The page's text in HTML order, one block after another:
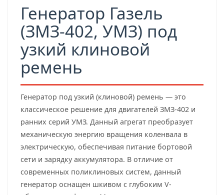
Генератор Газель
(ЗМЗ-402, УМЗ) под
узкий клиновой
ремень
Генератор под узкий (клиновой) ремень — это
классическое решение для двигателей ЗМЗ-402 и
ранних серий УМЗ. Данный агрегат преобразует
механическую энергию вращения коленвала в
электрическую, обеспечивая питание бортовой
сети и зарядку аккумулятора. В отличие от
современных поликлиновых систем, данный
генератор оснащен шкивом с глубоким V-